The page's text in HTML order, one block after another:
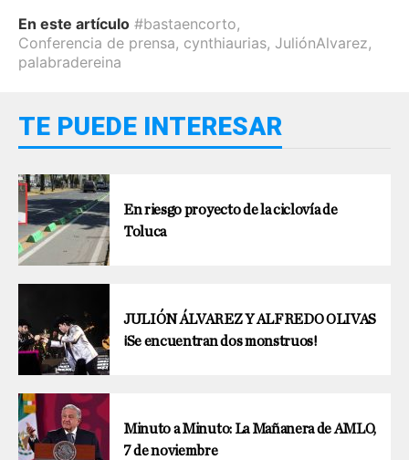
En este artículo #bastaencorto,
Conferencia de prensa, cynthiaurias, JuliónAlvarez,
palabradereina
TE PUEDE INTERESAR
En riesgo proyecto de la ciclovía de
Toluca
JULIÓN ÁLVAREZ Y ALFREDO OLIVAS
¡Se encuentran dos monstruos!
Minuto a Minuto: La Mañanera de AMLO,
7 de noviembre